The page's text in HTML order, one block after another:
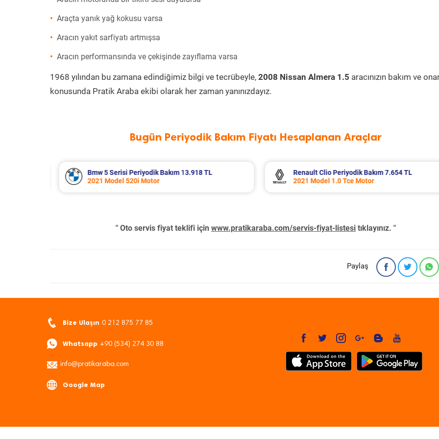
Araçta yanık yağ kokusu varsa
Aracın yakıt sarfiyatı artmışsa
Aracın performansında ve çekişinde zayıflama varsa
1968 yılından bu zamana edindiğimiz bilgi ve tecrübeyle, 2008 Nissan Almera 1.5 aracınızın bakım ve
konusunda Pratik Araba ekibi olarak her zaman yanınızdayız.
Bugün Periyodik Bakım Fiyatı Hesaplanan Araçlar
Renault Clio Periyodik Bakım 7.654 TL
2021 Model 1.0 Tce Motor
Mitsubishi L300 Periyodik Bakım 6.726
2003 Model 2.5 Motor
" Oto servis fiyat teklifi için www.pratikaraba.com/servis-fiyat-listesi tıklayınız. "
Paylaş
Bize Ulaşın 0 212 875 77 85
Whatsapp +90 (534) 274 30 88
info@pratikaraba.com
Google Map